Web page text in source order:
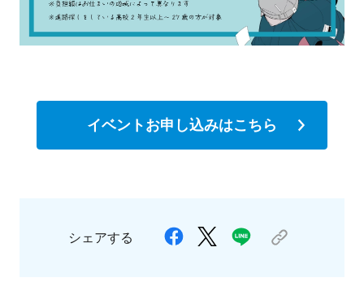
イベントお申し込みはこちら
シェアする